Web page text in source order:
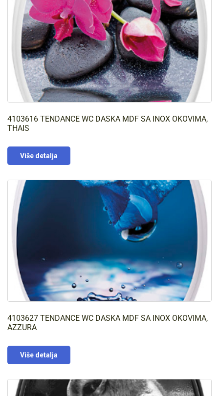
4103616 TENDANCE WC DASKA MDF SA INOX OKOVIMA,
THAIS
Više detalja
4103627 TENDANCE WC DASKA MDF SA INOX OKOVIMA,
AZZURA
Više detalja